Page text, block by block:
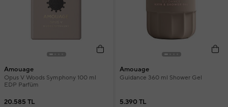
Amouage
Opus V Woods Symphony 100 ml
EDP Parfüm
20.585 TL
Amouage
Guidance 360 ml Shower Gel
5.390 TL